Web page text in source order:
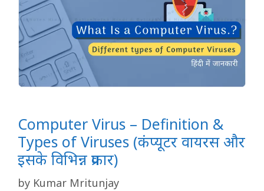
Computer Virus – Definition &
Types of Viruses (कंप्यूटर वायरस और
इसके विभिन्न प्रकार)
by Kumar Mritunjay